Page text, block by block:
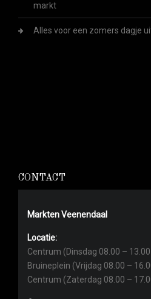
markt
Alles voor een zomers dagje
CONTACT
Markten Veenendaal
Locatie:
Centrum (Dinsdag 08.00 –
Bruineplein (Vrijdag 08.00 –
Centrum (Zaterdag 08.00 –